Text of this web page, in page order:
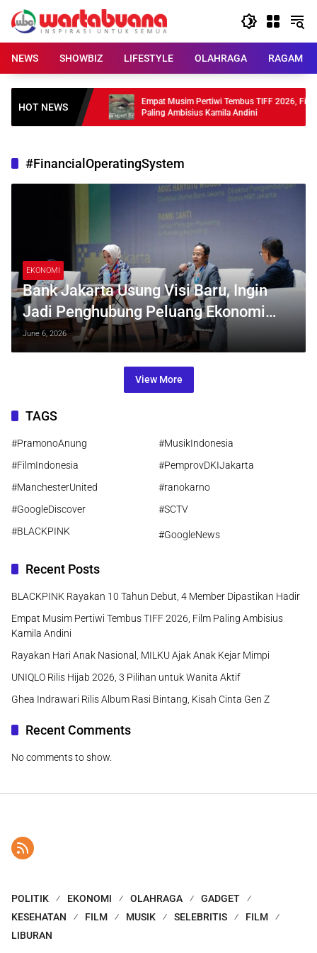
content
NEWS
SHOWBIZ LIFESTYLE OLAHRAGA RAGAM
HOT NEWS
Debut, 4
Empat Musim Pertiwi Tembus TIFF 2026, Film
Paling Ambisius Kamila Andini
#FinancialOperatingSystem
EKONOMI
Bank Jakarta Usung Visi Baru, Ingin
Jadi Penghubung Peluang Ekonomi
Warga Menuju Kota Global
June 6, 2026
View More
TAGS
#PramonoAnung
#MusikIndonesia
#FilmIndonesia
#PemprovDKIJakarta
#ManchesterUnited
#ranokarno
#GoogleDiscover
#SCTV
#BLACKPINK
#GoogleNews
Recent Posts
BLACKPINK Rayakan 10 Tahun Debut, 4 Member Dipastikan Hadir
Empat Musim Pertiwi Tembus TIFF 2026, Film Paling Ambisius
Kamila Andini
Rayakan Hari Anak Nasional, MILKU Ajak Anak Kejar Mimpi
UNIQLO Rilis Hijab 2026, 3 Pilihan untuk Wanita Aktif
Ghea Indrawari Rilis Album Rasi Bintang, Kisah Cinta Gen Z
Recent Comments
No comments to show.
POLITIK EKONOMI OLAHRAGA
GADGET
KESEHATAN
FILM MUSIK SELEBRITIS
FILM
LIBURAN